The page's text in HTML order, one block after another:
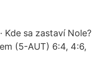
Kde sa zastaví Nole?
(5-AUT) 6:4, 4:6,